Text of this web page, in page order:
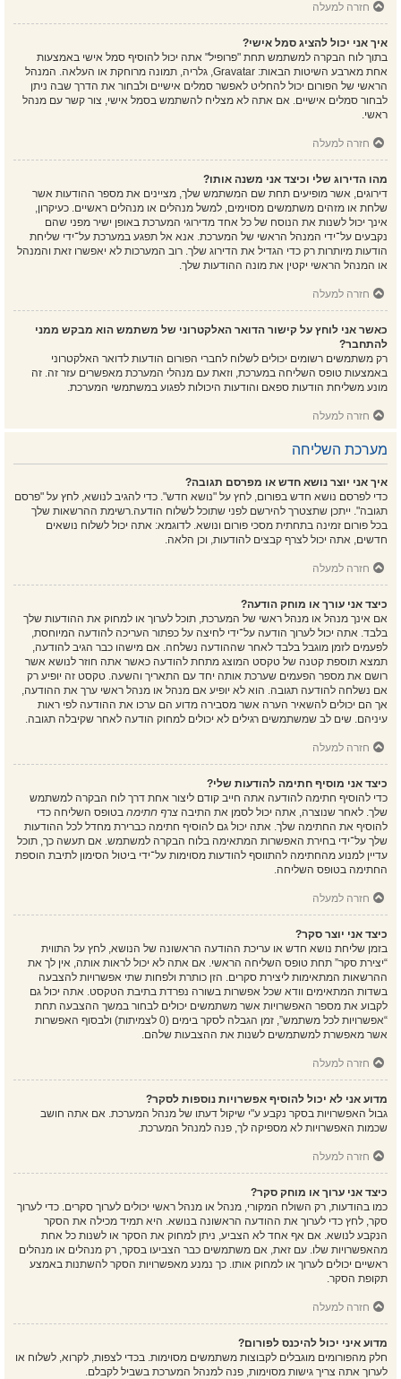
חזרה למעלה
איך אני יכול להציג סמל אישי?
בתוך לוח הבקרה למשתמש תחת "פרופיל" אתה יכול להוסיף סמל אישי באמצעות
אחת מארבע השיטות הבאות: Gravatar, גלריה, תמונה מרוחקת או העלאה. המנהל
הראשי של הפורום יכול להחליט לאפשר סמלים אישיים ולבחור את הדרך שבה ניתן
לבחור סמלים אישיים. אם אתה לא מצליח להשתמש בסמל אישי, צור קשר עם מנהל
ראשי.
חזרה למעלה
מהו הדירוג שלי וכיצד אני משנה אותו?
דירוגים, אשר מופיעים תחת שם המשתמש שלך, מציינים את מספר ההודעות אשר
שלחת או מזהים משתמשים מסוימים, למשל מנהלים או מנהלים ראשיים. כעיקרון,
אינך יכול לשנות את הנוסח של כל אחד מדירוגי המערכת באופן ישיר מפני שהם
נקבעים על־ידי המנהל הראשי של המערכת. אנא אל תפגע במערכת על־ידי שליחת
הודעות מיותרות רק כדי הגדיל את הדירוג שלך. רוב המערכות לא יאפשרו זאת והמנהל
או המנהל הראשי יקטין את מונה ההודעות שלך.
חזרה למעלה
כאשר אני לוחץ על קישור הדואר האלקטרוני של משתמש הוא מבקש ממני
להתחבר?
רק משתמשים רשומים יכולים לשלוח לחברי הפורום הודעות לדואר האלקטרוני
באמצעות טופס השליחה במערכת, וזאת עם מנהלי המערכת מאפשרים עזר זה. זה
מונע משליחת הודעות ספאם והודעות היכולות לפגוע במשתמשי המערכת.
חזרה למעלה
מערכת השליחה
איך אני יוצר נושא חדש או מפרסם תגובה?
כדי לפרסם נושא חדש בפורום, לחץ על "נושא חדש". כדי להגיב לנושא, לחץ על "פרסם
תגובה". ייתכן שתצטרך להירשם לפני שתוכל לשלוח הודעה.רשימת ההרשאות שלך
בכל פורום זמינה בתחתית מסכי פורום ונושא. לדוגמא: אתה יכול לשלוח נושאים
חדשים, אתה יכול לצרף קבצים להודעות, וכן הלאה.
חזרה למעלה
כיצד אני עורך או מוחק הודעה?
אם אינך מנהל או מנהל ראשי של המערכת, תוכל לערוך או למחוק את ההודעות שלך
בלבד. אתה יכול לערוך הודעה על־ידי לחיצה על כפתור העריכה להודעה המיוחסת,
לפעמים לזמן מוגבל בלבד לאחר שההודעה נשלחה. אם מישהו כבר הגיב להודעה,
תמצא תוספת קטנה של טקסט המוצג מתחת להודעה כאשר אתה חוזר לנושא אשר
רושם את מספר הפעמים שערכת אותה יחד עם התאריך והשעה. טקסט זה יופיע רק
אם נשלחה להודעה תגובה. הוא לא יופיע אם מנהל או מנהל ראשי ערך את ההודעה,
אך הם יכולים להשאיר הערה אשר מסבירה מדוע הם ערכו את ההודעה לפי ראות
עיניהם. שים לב שמשתמשים רגילים לא יכולים למחוק הודעה לאחר שקיבלה תגובה.
חזרה למעלה
כיצד אני מוסיף חתימה להודעות שלי?
כדי להוסיף חתימה להודעה אתה חייב קודם ליצור אחת דרך לוח הבקרה למשתמש
שלך. לאחר שנוצרה, אתה יכול לסמן את התיבה צרף חתימה בטופס השליחה כדי
להוסיף את החתימה שלך. אתה יכול גם להוסיף חתימה כברירת מחדל לכל ההודעות
שלך על־ידי בחירת האפשרות המתאימה בלוח הבקרה למשתמש. אם תעשה כך, תוכל
עדיין למנוע מהחתימה להתווסף להודעות מסוימות על־ידי ביטול הסימון לתיבת הוספת
החתימה בטופס השליחה.
חזרה למעלה
כיצד אני יוצר סקר?
בזמן שליחת נושא חדש או עריכת ההודעה הראשונה של הנושא, לחץ על התווית
“יצירת סקר” תחת טופס השליחה הראשי. אם אתה לא יכול לראות אותה, אין לך את
ההרשאות המתאימות ליצירת סקרים. הזן כותרת ולפחות שתי אפשרויות להצבעה
בשדות המתאימים וודא שכל אפשרות בשורה נפרדת בתיבת הטקסט. אתה יכול גם
לקבוע את מספר האפשרויות אשר משתמשים יכולים לבחור במשך ההצבעה תחת
“אפשרויות לכל משתמש”, זמן הגבלה לסקר בימים (0 לצמיתות) ולבסוף האפשרות
אשר מאפשרת למשתמשים לשנות את ההצבעות שלהם.
חזרה למעלה
מדוע אני לא יכול להוסיף אפשרויות נוספות לסקר?
גבול האפשרויות בסקר נקבע ע"י שיקול דעתו של מנהל המערכת. אם אתה חושב
שכמות האפשרויות לא מספיקה לך, פנה למנהל המערכת.
חזרה למעלה
כיצד אני ערוך או מוחק סקר?
כמו בהודעות, רק השולח המקורי, מנהל או מנהל ראשי יכולים לערוך סקרים. כדי לערוך
סקר, לחץ כדי לערוך את ההודעה הראשונה בנושא. היא תמיד מכילה את הסקר
הנקבע לנושא. אם אף אחד לא הצביע, ניתן למחוק את הסקר או לשנות כל אחת
מהאפשרויות שלו. עם זאת, אם משתמשים כבר הצביעו בסקר, רק מנהלים או מנהלים
ראשיים יכולים לערוך או למחוק אותו. כך נמנע מאפשרויות הסקר להשתנות באמצע
תקופת הסקר.
חזרה למעלה
מדוע איני יכול להיכנס לפורום?
חלק מהפורומים מוגבלים לקבוצות משתמשים מסוימות. בכדי לצפות, לקרוא, לשלוח או
לערוך אתה צריך גישות מסוימות, פנה למנהל המערכת בשביל לקבלם.